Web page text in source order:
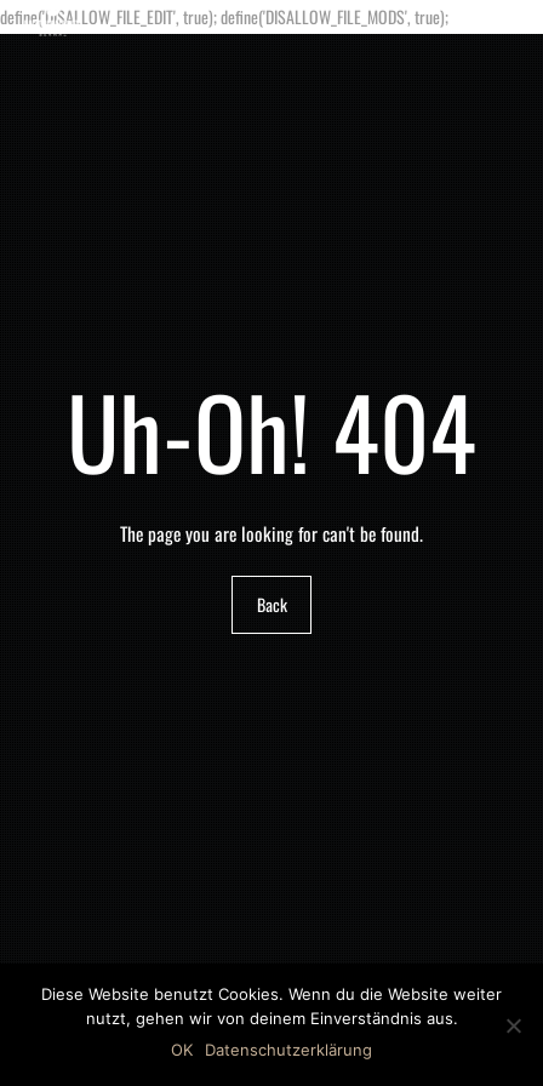
define('DISALLOW_FILE_EDIT', true); define('DISALLOW_FILE_MODS', true);
Uh-Oh! 404
The page you are looking for can't be found.
Back
©2018 MWB – MOTORWAGEN BERNAU GMBH
Diese Website benutzt Cookies. Wenn du die Website weiter
nutzt, gehen wir von deinem Einverständnis aus.
OK
Datenschutzerklärung